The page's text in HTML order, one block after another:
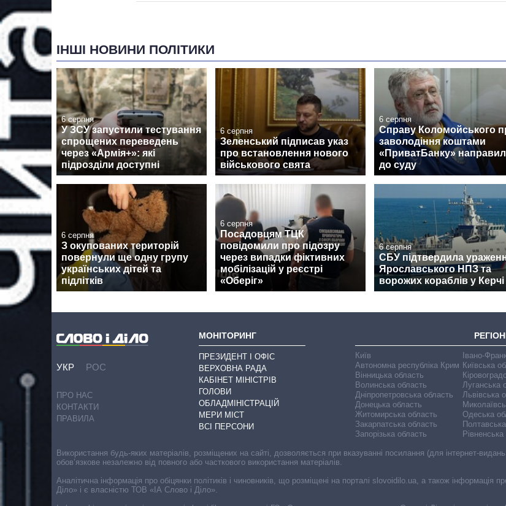
ІНШІ НОВИНИ ПОЛІТИКИ
6 серпня
У ЗСУ запустили тестування
спрощених переведень
через «Армія+»: які
підрозділи доступні
6 серпня
Зеленський підписав указ
про встановлення нового
військового свята
6 серпня
Справу Коломойського
заволодіння коштами
«ПриватБанку»
до суду
6 серпня
З окупованих територій
повернули ще одну групу
українських дітей та
підлітків
6 серпня
Посадовцям ТЦК
повідомили про підозру
через випадки фіктивних
мобілізацій у реєстрі
«Оберіг»
6 серпня
СБУ підтвердила
Ярославського НПЗ та
ворожих кораблів у Керчі
УКР РОС
ПРО НАС
КОНТАКТИ
ПРАВИЛА
МОНІТОРИНГ
ПРЕЗИДЕНТ І ОФІС
ВЕРХОВНА РАДА
КАБІНЕТ МІНІСТРІВ
ГОЛОВИ
ОБЛАДМІНІСТРАЦІЙ
МЕРИ МІСТ
ВСІ ПЕРСОНИ
Київ
Автономна республіка Крим
Вінницька область
Волинська область
Дніпропетровська область
Донецька область
Житомирська область
Закарпатська область
Запорізька область
Івано-
Київська
Луганська
Львівська
Одеська
Використання будь-яких матеріалів, розміщених на сайті, дозволяється при вказуванні посилання (для інтернет-
обов’язкове незалежно від повного або часткового використання матеріалів.
Аналітична інформація про обіцянки політиків і чиновників, що розміщені на порталі slovoidilo.ua, а також інформація
Діло» і є власністю ТОВ «ІА Слово і Діло».